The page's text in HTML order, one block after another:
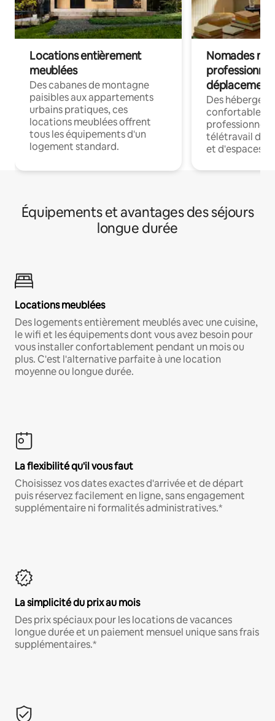
Locations entièrement
meublées
Des cabanes de montagne
paisibles aux appartements
urbains pratiques, ces
locations meublées offrent
tous les équipements d'un
logement standard.
Nomades
déplacement
Des
confortables
professionnels
télétravail
et d'espaces
Équipements et avantages des séjours
longue durée
Locations meublées
Des logements entièrement meublés avec une cuisine,
le wifi et les équipements dont vous avez besoin pour
vous installer confortablement pendant un mois ou
plus. C'est l'alternative parfaite à une location
moyenne ou longue durée.
La flexibilité qu'il vous faut
Choisissez vos dates exactes d'arrivée et de départ
puis réservez facilement en ligne, sans engagement
supplémentaire ni formalités administratives.*
La simplicité du prix au mois
Des prix spéciaux pour les locations de vacances
longue durée et un paiement mensuel unique sans frais
supplémentaires.*